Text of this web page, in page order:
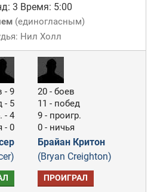
3 Время: 5:00
(единогласным)
Нил Холл
- 9
- 5
- 4
- 0
20 - боев
11 - побед
9 - проигр.
0 - ничья
Брайан Критон
(Bryan Creighton)
ПРОИГРАЛ